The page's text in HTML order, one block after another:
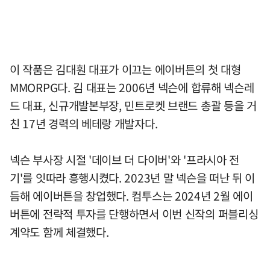
이 작품은 김대훤 대표가 이끄는 에이버튼의 첫 대형
MMORPG다. 김 대표는 2006년 넥슨에 합류해 넥슨레
드 대표, 신규개발본부장, 민트로켓 브랜드 총괄 등을 거
친 17년 경력의 베테랑 개발자다.
넥슨 부사장 시절 '데이브 더 다이버'와 '프라시아 전
기'를 잇따라 흥행시켰다. 2023년 말 넥슨을 떠난 뒤 이
듬해 에이버튼을 창업했다. 컴투스는 2024년 2월 에이
버튼에 전략적 투자를 단행하면서 이번 신작의 퍼블리싱
계약도 함께 체결했다.